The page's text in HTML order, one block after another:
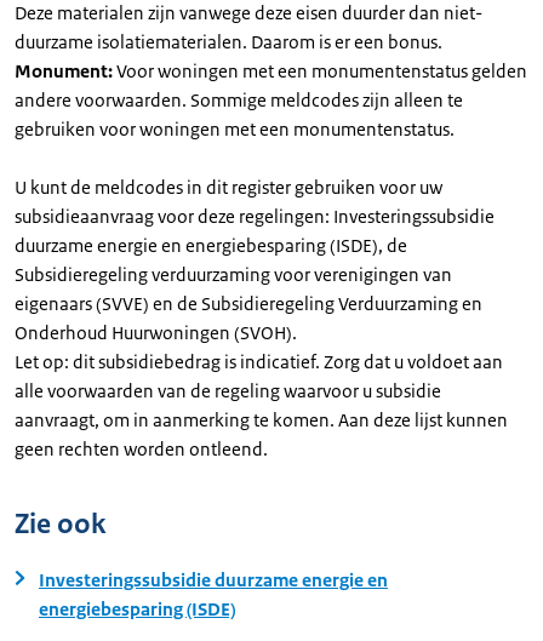
Deze materialen zijn vanwege deze eisen duurder dan niet-
duurzame isolatiematerialen. Daarom is er een bonus.
Monument:Voor woningen met een monumentenstatus gelden
andere voorwaarden. Sommige meldcodes zijn alleen te
gebruiken voor woningen met een monumentenstatus.
U kunt de meldcodes in dit register gebruiken voor uw
subsidieaanvraag voor deze regelingen: Investeringssubsidie
duurzame energie en energiebesparing (ISDE), de
Subsidieregeling verduurzaming voor verenigingen van
eigenaars (SVVE) en de Subsidieregeling Verduurzaming en
Onderhoud Huurwoningen (SVOH).
Let op: dit subsidiebedrag is indicatief. Zorg dat u voldoet aan
alle voorwaarden van de regeling waarvoor u subsidie
aanvraagt, om in aanmerking te komen. Aan deze lijst kunnen
geen rechten worden ontleend.
Zie ook
Investeringssubsidie duurzame energie en
energiebesparing (ISDE)